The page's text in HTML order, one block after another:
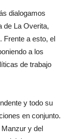
dialogamos
de La Overita,
Frente a esto, el
a los
de trabajo
y todo su
en conjunto.
y del